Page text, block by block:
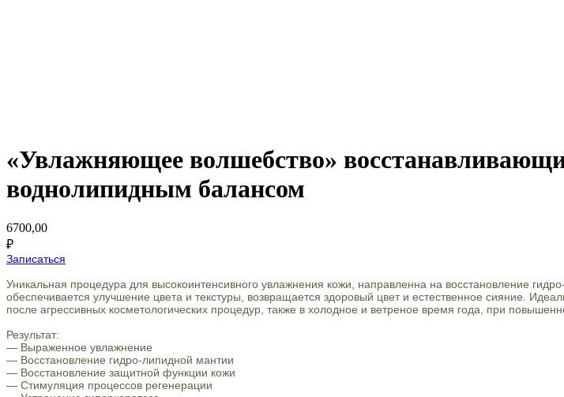
«Увлажняющее волшебство»
воднолипидным балансом
6700,00
₽
Записаться
Уникальная процедура для высокоинтенсивного увлажнения кожи, направленна на восстановление
обеспечивается улучшение цвета и текстуры, возвращается здоровый цвет и естественное сияние.
после агрессивных косметологических процедур, также в холодное и ветреное время года, при
Результат:
— Выраженное увлажнение
— Восстановление гидро-липидной мантии
— Восстановление защитной функции кожи
— Стимуляция процессов регенерации